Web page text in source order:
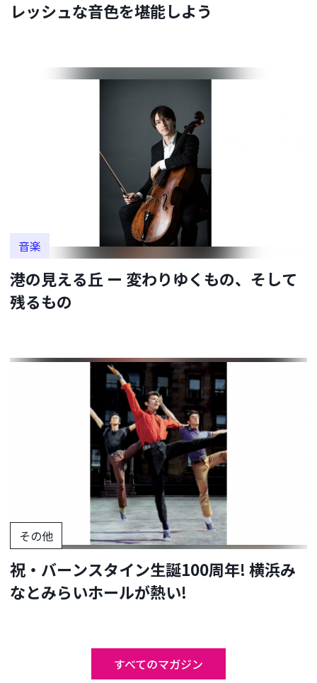
レッシュな音色を堪能しよう
音楽
港の見える丘 ー 変わりゆくもの、そして
残るもの
その他
祝・バーンスタイン生誕100周年! 横浜み
なとみらいホールが熱い!
すべてのマガジン